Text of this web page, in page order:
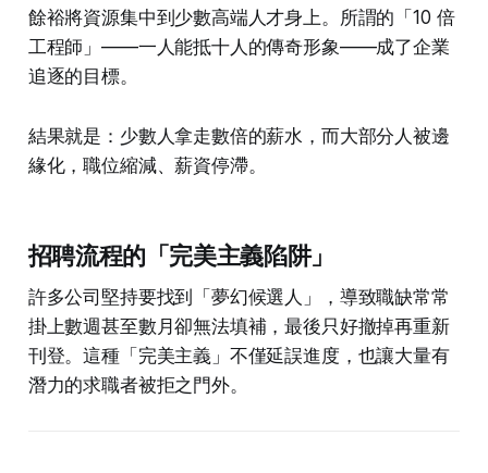
餘裕將資源集中到少數高端人才身上。所謂的「10 倍
工程師」——一人能抵十人的傳奇形象——成了企業
追逐的目標。
結果就是：少數人拿走數倍的薪水，而大部分人被邊
緣化，職位縮減、薪資停滯。
招聘流程的「完美主義陷阱」
許多公司堅持要找到「夢幻候選人」，導致職缺常常
掛上數週甚至數月卻無法填補，最後只好撤掉再重新
刊登。這種「完美主義」不僅延誤進度，也讓大量有
潛力的求職者被拒之門外。